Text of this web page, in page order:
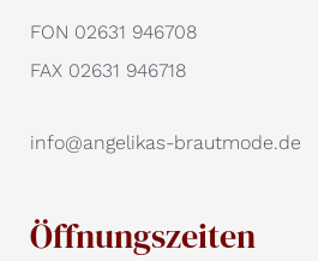
FON 02631 946708
FAX 02631 946718
info@angelikas-brautmode.de
Öffnungszeiten